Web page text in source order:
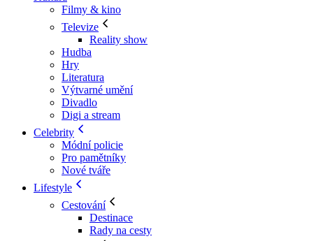
Filmy & kino
Televize
Reality show
Hudba
Hry
Literatura
Výtvarné umění
Divadlo
Digi a stream
Celebrity
Módní policie
Pro pamětníky
Nové tváře
Lifestyle
Cestování
Destinace
Rady na cesty